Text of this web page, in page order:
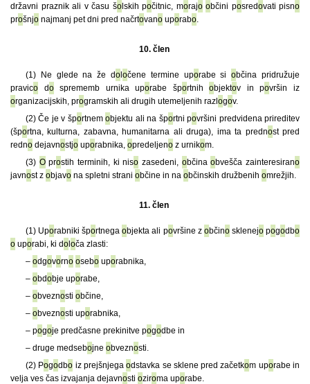
državni praznik ali v času šolskih počitnic, morajo občini posredovati pisno
prošnjo najmanj pet dni pred načrtovano uporabo.
10. člen
(1) Ne glede na že dol očene termine uporabe siobčina pridružuje
pravico dosprememb urnika uporabe športnihobjektov in površin iz
organizacijskih, programskih ali drugih utemeljenih razl ogov.
(2) Če je v športnemobjektu ali na športni površini predvidena prireditev
(športna, kulturna, zabavna, humanitarna ali druga), ima ta prednost pred
redno dejavnostjo uporabnika, opredeljeno z urnikom.
(3) Oprostih terminih, ki niso zasedeni, občinaobvešča zainteresirano
javnost z objavo na spletni strani občine in na občinskih družbenih omrežjih.
11. člen
(1) Uporabniki športnegaobjekta ali površine z občinosklenejopogodbo
o uporabi, ki do oča zlasti:
– odgovorno osebouporabnika,
– obdobje uporabe,
– obveznosti občine,
– obveznosti uporabnika,
– pogoje predčasne prekinitve pogodbe in
– druge medsebojne obveznosti.
(2) Pogodbo iz prejšnjegaodstavka se sklene pred začetkom uporabe in
velja ves čas izvajanja dejavnosti oziroma uporabe.